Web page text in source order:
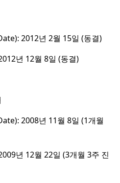
2012년 2월 15일 (동결)
년 12월 8일 (동결)
2008년 11월 8일 (1개월
년 12월 22일 (3개월 3주 진